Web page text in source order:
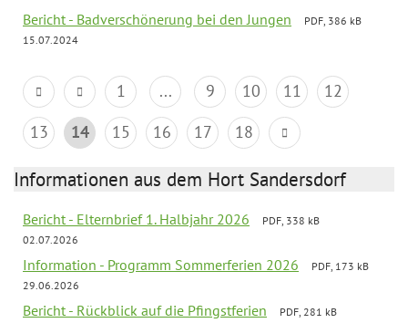
Bericht - Badverschönerung bei den Jungen
PDF, 386 kB
15.07.2024
1 ... 9 10 11
12
13
14 15 16 17 18
Informationen aus dem Hort Sandersdorf
Bericht - Elternbrief 1. Halbjahr 2026
PDF, 338 kB
02.07.2026
Information - Programm Sommerferien 2026
PDF, 173 kB
29.06.2026
Bericht - Rückblick auf die Pfingstferien
PDF, 281 kB